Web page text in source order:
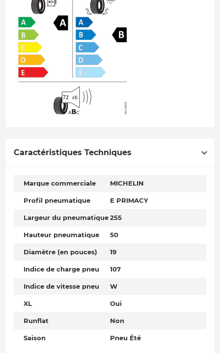
Caractéristiques Techniques
Marque commerciale MICHELIN
Profil pneumatique E PRIMACY
Largeur du pneumatique255
Hauteur pneumatique 50
Diamètre (en pouces) 19
Indice de charge pneu 107
Indice de vitesse pneu W
XL Oui
Runflat Non
Saison Pneu Été